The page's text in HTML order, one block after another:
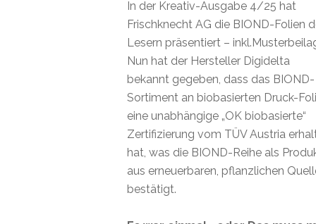
In der Kreativ-Ausgabe 4/25 hat
Frischknecht AG die BIOND-Folien
Lesern präsentiert –
Nun hat der Hersteller Digidelta
bekannt gegeben, dass das BIOND-
Sortiment an biobasierten Druck-
eine unabhängige „OK biobasierte“
Zertifizierung vom TÜV Austria
hat, was die BIOND-Reihe als
aus erneuerbaren, pflanzlichen
bestätigt.